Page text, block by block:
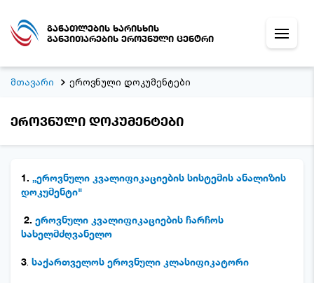
განათლების ხარისხის
განვითარების ეროვნული ცენტრი
მთავარი ეროვნული დოკუმენტები
ეროვნული დოკუმენტები
1. „ეროვნული კვალიფიკაციების სისტემის ანალიზის
დოკუმენტი"
2. ეროვნული კვალიფიკაციების ჩარჩოს
სახელმძღვანელო
3. საქართველოს ეროვნული კლასიფიკატორი